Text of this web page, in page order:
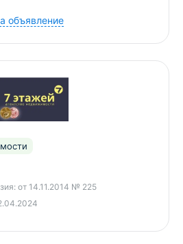
коттеджная застройка.
Приезжайте на просмотр
все проблемы с вашей
уровне.
объявление
от 14.11.2014 № 225